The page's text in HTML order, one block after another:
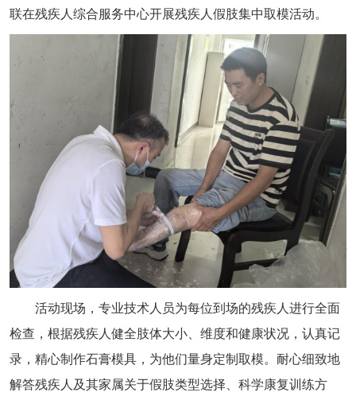
联在残疾人综合服务中心开展残疾人假肢集中取模活动。
活动现场，专业技术人员为每位到场的残疾人进行全面
检查，根据残疾人健全肢体大小、维度和健康状况，认真记
录，精心制作石膏模具，为他们量身定制取模。耐心细致地
解答残疾人及其家属关于假肢类型选择、科学康复训练方